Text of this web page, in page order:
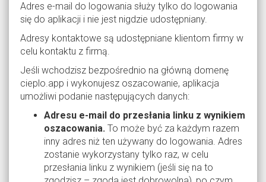
Adres e-mail do logowania służy tylko do logowania
się do aplikacji i nie jest nigdzie udostępniany.
Adresy kontaktowe są udostępniane klientom firmy w
celu kontaktu z firmą.
Jeśli wchodzisz bezpośrednio na główną domenę
cieplo.app i wykonujesz oszacowanie, aplikacja
umożliwi podanie następujących danych:
Adresu e-mail do przesłania linku z wynikiem
oszacowania. To może być za każdym razem
inny adres niż ten używany do logowania. Adres
zostanie wykorzystany tylko raz, w celu
przesłania linku z wynikiem (jeśli się na to